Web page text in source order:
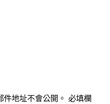
地址不會公開。 必填欄